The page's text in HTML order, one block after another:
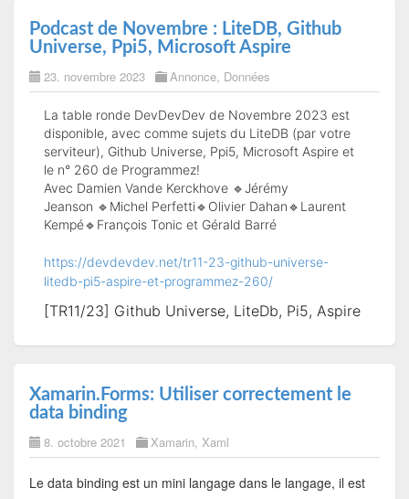
Podcast de Novembre : LiteDB, Github
Universe, Ppi5, Microsoft Aspire
23. novembre 2023 Annonce, Données
La table ronde DevDevDev de Novembre 2023 est
disponible, avec comme sujets du LiteDB (par votre
serviteur), Github Universe, Ppi5, Microsoft Aspire et
le n° 260 de Programmez!
Avec Damien Vande Kerckhove 🔹Jérémy
Jeanson 🔹Michel Perfetti🔹 Olivier Dahan🔹 Laurent
Kempé🔹 François Tonic et Gérald Barré
https://devdevdev.net/tr11-23-github-universe-
litedb-pi5-aspire-et-programmez-260/
[TR11/23] Github Universe, LiteDb, Pi5, Aspire
Xamarin.Forms: Utiliser correctement le
data binding
8. octobre 2021 Xamarin, Xaml
Le data binding est un mini langage dans le langage, il est